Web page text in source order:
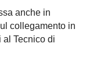
anche in
collegamento in
Tecnico di